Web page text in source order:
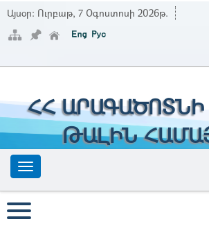
Այսօր: Ուրբաթ, 7 Օգոստոսի 2026թ.
ՀՀ
ԹԱԼԻՆ